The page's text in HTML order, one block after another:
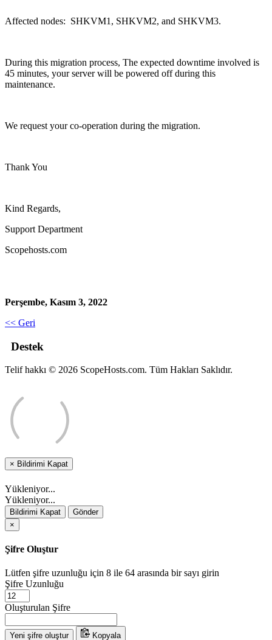
Affected nodes: SHKVM1, SHKVM2, and SHKVM3.
During this migration process, The expected downtime involved is
45 minutes, your server will be powered off during this
maintenance.
We request your co-operation during the migration.
Thank You
Kind Regards,
Support Department
Scopehosts.com
Perşembe, Kasım 3, 2022
<< Geri
Destek
Telif hakkı © 2026 ScopeHosts.com. Tüm Hakları Saklıdır.
× Bildirimi Kapat
Yükleniyor...
Yükleniyor...
Bildirimi Kapat
Gönder
×
Şifre Oluştur
Lütfen şifre uzunluğu için 8 ile 64 arasında bir sayı girin
Şifre Uzunluğu
Oluşturulan Şifre
Yeni şifre oluştur Kopyala